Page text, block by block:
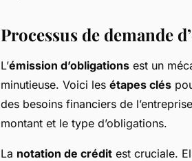
Processus de demande
L’émission d’obligations est un
minutieuse. Voici les étapes clés
des besoins financiers de
montant et le type d’obligations.
La notation de crédit est cruciale.